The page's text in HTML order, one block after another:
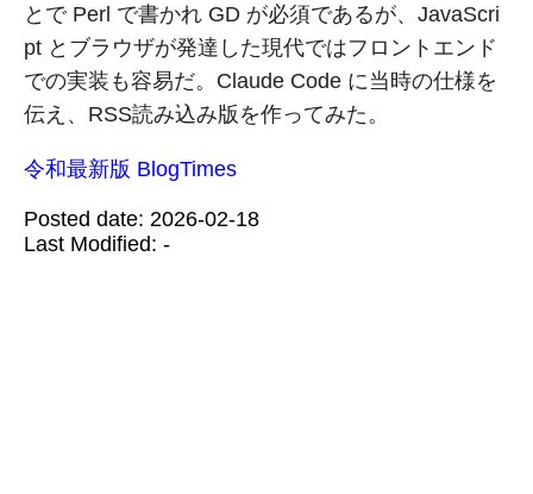
とで Perl で書かれ GD が必須であるが、JavaScri
pt とブラウザが発達した現代ではフロントエンド
での実装も容易だ。Claude Code に当時の仕様を
伝え、RSS読み込み版を作ってみた。
令和最新版 BlogTimes
Posted date: 2026-02-18
Last Modified: -